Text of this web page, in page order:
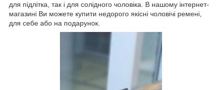
для підлітка, так і для солідного чоловіка. В нашому інтернет-
магазині Ви можете купити недорого якісні чоловічі ремені,
для себе або на подарунок.